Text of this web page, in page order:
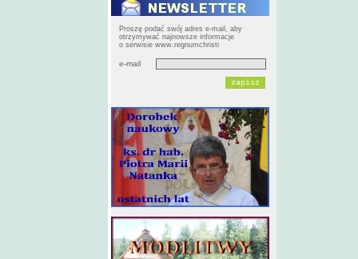
Proszę podać swój adres e-mail, aby
otrzymywać najnowsze informacje
o serwisie www.regnumchristi
e-mail